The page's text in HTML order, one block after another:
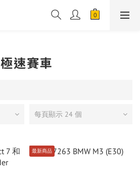
極速賽車
每頁顯示 24 個
最新商品